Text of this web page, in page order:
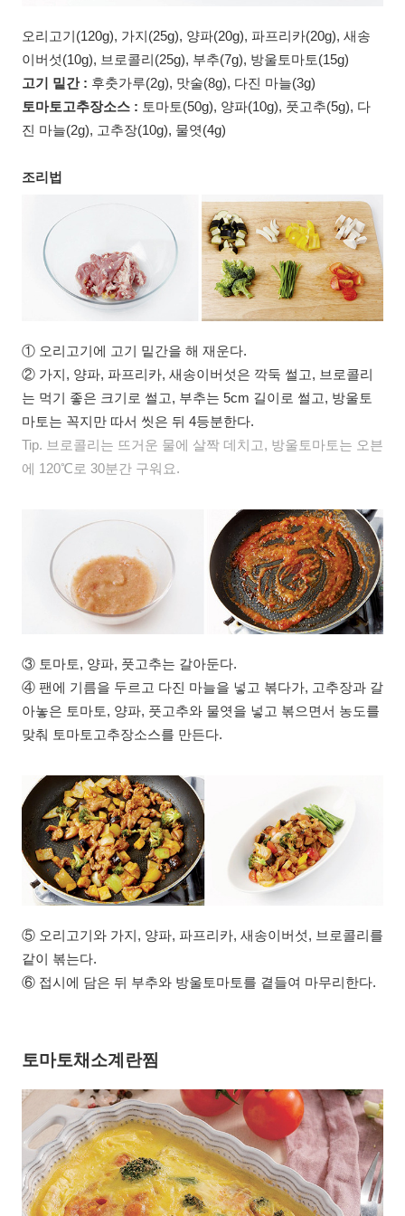
오리고기(120g), 가지(25g), 양파(20g), 파프리카(20g), 새송
이버섯(10g), 브로콜리(25g), 부추(7g), 방울토마토(15g)
고기 밑간 : 후춧가루(2g), 맛술(8g), 다진 마늘(3g)
토마토고추장소스 : 토마토(50g), 양파(10g), 풋고추(5g), 다
진 마늘(2g), 고추장(10g), 물엿(4g)
조리법
① 오리고기에 고기 밑간을 해 재운다.
② 가지, 양파, 파프리카, 새송이버섯은 깍둑 썰고, 브로콜리
는 먹기 좋은 크기로 썰고, 부추는 5cm 길이로 썰고, 방울토
마토는 꼭지만 따서 씻은 뒤 4등분한다.
Tip. 브로콜리는 뜨거운 물에 살짝 데치고, 방울토마토는 오븐
에 120℃로 30분간 구워요.
③ 토마토, 양파, 풋고추는 갈아둔다.
④ 팬에 기름을 두르고 다진 마늘을 넣고 볶다가, 고추장과 갈
아놓은 토마토, 양파, 풋고추와 물엿을 넣고 볶으면서 농도를
맞춰 토마토고추장소스를 만든다.
⑤ 오리고기와 가지, 양파, 파프리카, 새송이버섯, 브로콜리를
같이 볶는다.
⑥ 접시에 담은 뒤 부추와 방울토마토를 곁들여 마무리한다.
토마토채소계란찜